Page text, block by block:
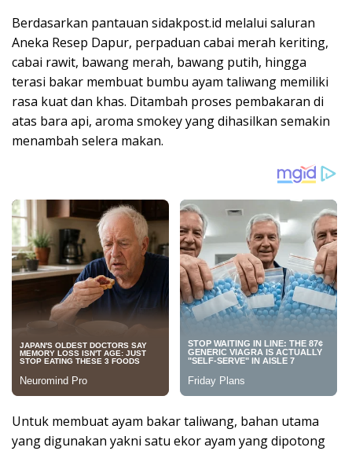
Berdasarkan pantauan sidakpost.id melalui saluran
Aneka Resep Dapur, perpaduan cabai merah keriting,
cabai rawit, bawang merah, bawang putih, hingga
terasi bakar membuat bumbu ayam taliwang memiliki
rasa kuat dan khas. Ditambah proses pembakaran di
atas bara api, aroma smokey yang dihasilkan semakin
menambah selera makan.
Untuk membuat ayam bakar taliwang, bahan utama
yang digunakan yakni satu ekor ayam yang dipotong